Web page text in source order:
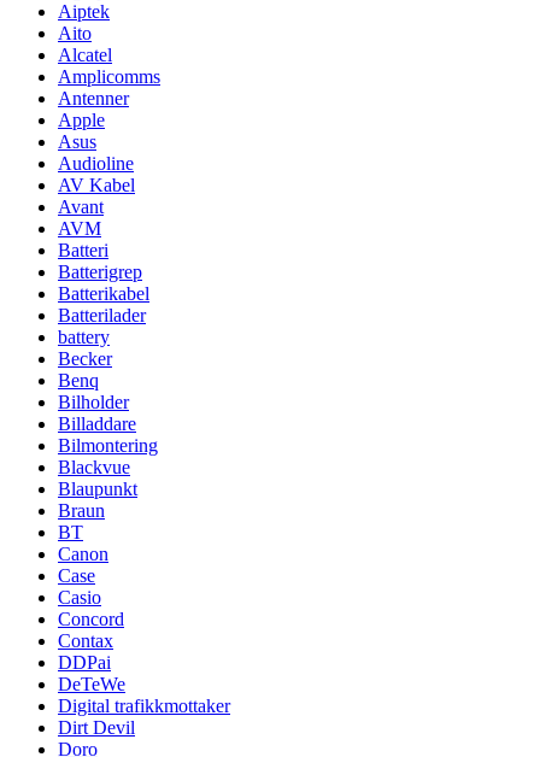
Aiptek
Aito
Alcatel
Amplicomms
Antenner
Apple
Asus
Audioline
AV Kabel
Avant
AVM
Batteri
Batterigrep
Batterikabel
Batterilader
battery
Becker
Benq
Bilholder
Billaddare
Bilmontering
Blackvue
Blaupunkt
Braun
BT
Canon
Case
Casio
Concord
Contax
DDPai
DeTeWe
Digital trafikkmottaker
Dirt Devil
Doro